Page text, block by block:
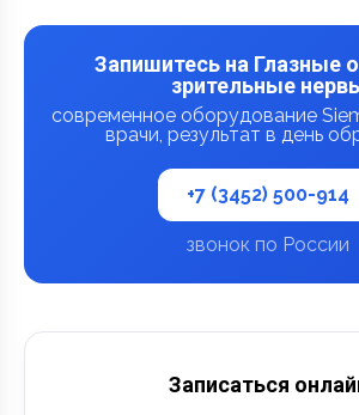
Запишитесь на Глазные
зрительные
современное оборудование
врачи, результат в день
+7 (3452) 500-914
звонок по России
Записаться